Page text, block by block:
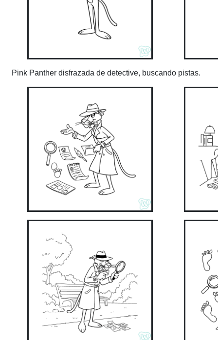
Pink Panther disfrazada de detective, buscando pistas.